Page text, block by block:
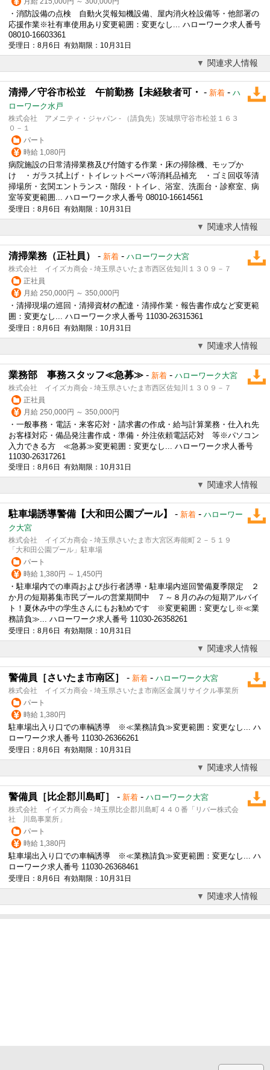
・消防設備の点検 自動火災報知機設備、屋内消火栓設備等・他部署の
応援作業※社有車使用あり変更範囲：変更なし... ハローワーク求人番号
08010-16603361
受理日：8月6日 有効期限：10月31日
関連求人情報
清掃／守谷市松並 午前勤務【未経験者可・ - 新着 - ハ
ローワーク水戸
株式会社 アメニティ・ジャパン - （請負先）茨城県守谷市松並１６３
０－１
パート
時給 1,080円
病院施設の日常清掃業務及び付随する作業・床の掃除機、モップか
け ・ガラス拭上げ・トイレットペーパ等消耗品補充 ・ゴミ回収等清
掃場所・玄関エントランス・階段・トイレ、浴室、洗面台・診察室、病
室等変更範囲... ハローワーク求人番号 08010-16614561
受理日：8月6日 有効期限：10月31日
関連求人情報
清掃業務（正社員） - 新着 - ハローワーク大宮
株式会社 イイズカ商会 - 埼玉県さいたま市西区佐知川１３０９－７
正社員
月給 250,000円 ～ 350,000円
・清掃現場の巡回・清掃資材の配達・清掃作業・報告書作成など変更範
囲：変更なし... ハローワーク求人番号 11030-26315361
受理日：8月6日 有効期限：10月31日
関連求人情報
業務部 事務スタッフ≪急募≫ - 新着 - ハローワーク大宮
株式会社 イイズカ商会 - 埼玉県さいたま市西区佐知川１３０９－７
正社員
月給 250,000円 ～ 350,000円
・一般事務・電話・来客応対・請求書の作成・給与計算業務・仕入れ先
お客様対応・備品発注書作成・準備・外注依頼電話応対 等※パソコン
入力できる方 ≪急募≫変更範囲：変更なし... ハローワーク求人番号
11030-26317261
受理日：8月6日 有効期限：10月31日
関連求人情報
駐車場誘導警備【大和田公園プール】 - 新着 - ハローワー
ク大宮
株式会社 イイズカ商会 - 埼玉県さいたま市大宮区寿能町２－５１９
「大和田公園プール」駐車場
パート
時給 1,380円 ～ 1,450円
・駐車場内での車両および歩行者誘導・駐車場内巡回警備夏季限定 ２
か月の短期募集市民プールの営業期間中 ７～８月のみの短期アルバイ
ト！夏休み中の学生さんにもお勧めです ※変更範囲：変更なし※≪業
務請負≫... ハローワーク求人番号 11030-26358261
受理日：8月6日 有効期限：10月31日
関連求人情報
警備員［さいたま市南区］ - 新着 - ハローワーク大宮
株式会社 イイズカ商会 - 埼玉県さいたま市南区金属リサイクル事業所
パート
時給 1,380円
駐車場出入り口での車輌誘導 ※≪業務請負≫変更範囲：変更なし... ハ
ローワーク求人番号 11030-26366261
受理日：8月6日 有効期限：10月31日
関連求人情報
警備員［比企郡川島町］ - 新着 - ハローワーク大宮
株式会社 イイズカ商会 - 埼玉県比企郡川島町４４０番「リバー株式会
社 川島事業所」
パート
時給 1,380円
駐車場出入り口での車輌誘導 ※≪業務請負≫変更範囲：変更なし... ハ
ローワーク求人番号 11030-26368461
受理日：8月6日 有効期限：10月31日
関連求人情報